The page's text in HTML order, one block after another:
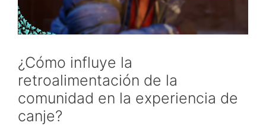
¿Cómo influye la
retroalimentación de la
comunidad en la experiencia de
canje?